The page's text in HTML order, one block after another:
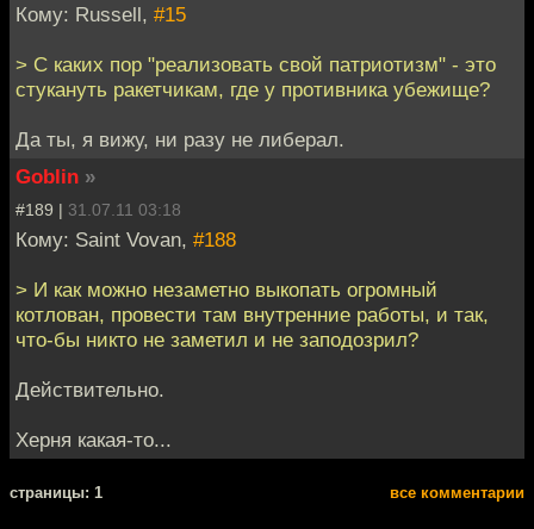
Кому: Russell, #15
> С каких пор "реализовать свой патриотизм" - это
стукануть ракетчикам, где у противника убежище?
Да ты, я вижу, ни разу не либерал.
Goblin »
#189 | 31.07.11 03:18
Кому: Saint Vovan, #188
> И как можно незаметно выкопать огромный
котлован, провести там внутренние работы, и так,
что-бы никто не заметил и не заподозрил?
Действительно.
Херня какая-то...
cтраницы: 1 все комментарии